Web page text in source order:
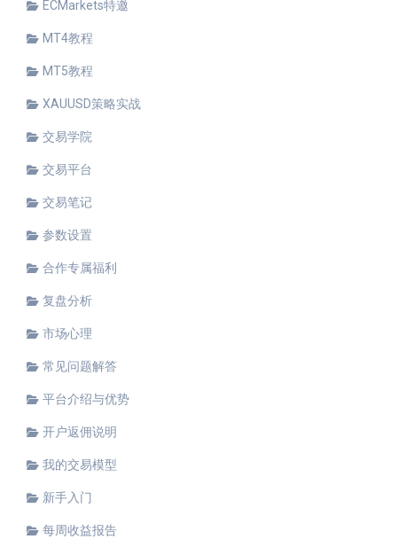
ECMarkets特邀
MT4教程
MT5教程
XAUUSD策略实战
交易学院
交易平台
交易笔记
参数设置
合作专属福利
复盘分析
市场心理
常见问题解答
平台介绍与优势
开户返佣说明
我的交易模型
新手入门
每周收益报告